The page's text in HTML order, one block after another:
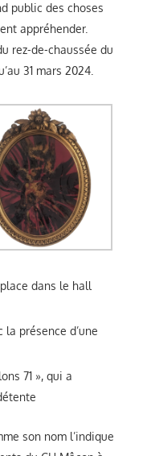
public des choses
appréhender.
rez-de-chaussée du
31 mars 2024.
dans le hall
présence d’une
71 », qui a
son nom l’indique